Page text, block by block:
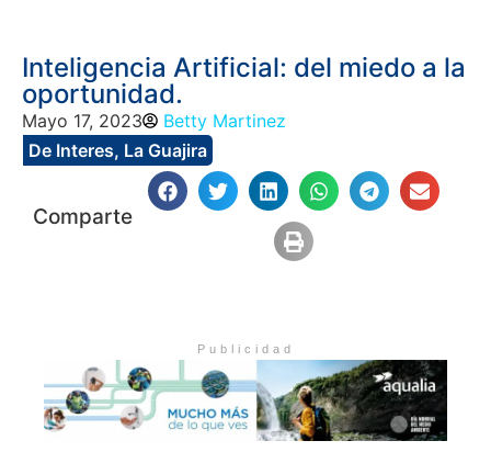
Inteligencia Artificial: del miedo a la
oportunidad.
Mayo 17, 2023
Betty Martinez
De Interes, La Guajira
Comparte
Publicidad